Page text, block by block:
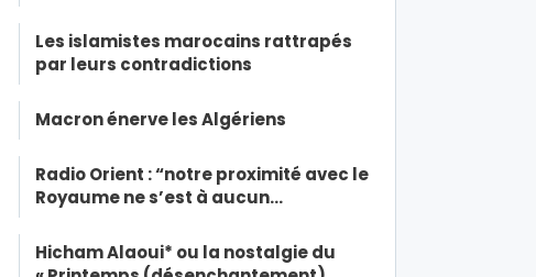
Les islamistes marocains rattrapés
par leurs contradictions
Macron énerve les Algériens
Radio Orient : “notre proximité avec le
Royaume ne s’est à aucun…
Hicham Alaoui* ou la nostalgie du